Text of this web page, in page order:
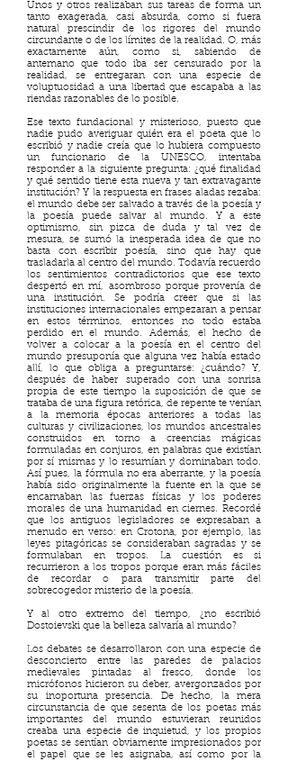
Unos y otros realizaban sus tareas de forma un
tanto exagerada, casi absurda, como si fuera
natural prescindir de los rigores del mundo
circundante o de los límites de la realidad. O, más
exactamente aún, como si, sabiendo de
antemano que todo iba ser censurado por la
realidad, se entregaran con una especie de
voluptuosidad a una libertad que escapaba a las
riendas razonables de lo posible.
Ese texto fundacional y misterioso, puesto que
nadie pudo averiguar quién era el poeta que lo
escribió y nadie creía que lo hubiera compuesto
un funcionario de la UNESCO, intentaba
responder a la siguiente pregunta: ¿qué finalidad
y qué sentido tiene esta nueva y tan extravagante
institución? Y la respuesta en frases aladas rezaba:
el mundo debe ser salvado a través de la poesía y
la poesía puede salvar al mundo. Y a este
optimismo, sin pizca de duda y tal vez de
mesura, se sumó la inesperada idea de que no
basta con escribir poesía, sino que hay que
trasladarla al centro del mundo. Todavía recuerdo
los sentimientos contradictorios que ese texto
despertó en mí, asombroso porque provenía de
una institución. Se podría creer que si las
instituciones internacionales empezaran a pensar
en estos términos, entonces no todo estaba
perdido en el mundo. Además, el hecho de
volver a colocar a la poesía en el centro del
mundo presuponía que alguna vez había estado
allí, lo que obliga a preguntarse: ¿cuándo? Y,
después de haber superado con una sonrisa
propia de este tiempo la suposición de que se
trataba de una figura retórica, de repente te venían
a la memoria épocas anteriores a todas las
culturas y civilizaciones, los mundos ancestrales
construidos en torno a creencias mágicas
formuladas en conjuros, en palabras que existían
por sí mismas y lo resumían y dominaban todo.
Así pues, la fórmula no era aberrante, y la poesía
había sido originalmente la fuente en la que se
encarnaban las fuerzas físicas y los poderes
morales de una humanidad en ciernes. Recordé
que los antiguos legisladores se expresaban a
menudo en verso: en Crotona, por ejemplo, las
leyes pitagóricas se consideraban sagradas y se
formulaban en tropos. La cuestión es si
recurrieron a los tropos porque eran más fáciles
de recordar o para transmitir parte del
sobrecogedor misterio de la poesía.
Y al otro extremo del tiempo, ¿no escribió
Dostoievski que la belleza salvaría al mundo?
Los debates se desarrollaron con una especie de
desconcierto entre las paredes de palacios
medievales pintadas al fresco, donde los
micrófonos hicieron su deber, avergonzados por
su inoportuna presencia. De hecho, la mera
circunstancia de que sesenta de los poetas más
importantes del mundo estuvieran reunidos
creaba una especie de inquietud, y los propios
poetas se sentían obviamente impresionados por
el papel que se les asignaba, así como por la